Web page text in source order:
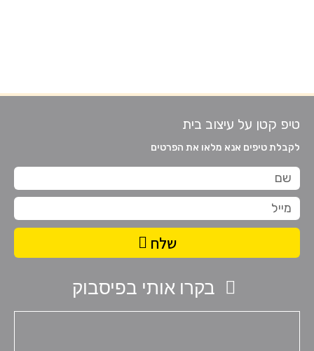
בקרו אותי בפיסבוק
טיפ קטן על עיצוב בית
לקבלת טיפים אנא מלאו את הפרטים
שם
מייל
שלח